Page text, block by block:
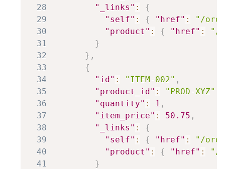
28 "_links" :
{
29
"self" : { "href" :
"/
30
"product" : { "href" :
"/
31
}
32
} ,
33
{
34
"id" : "ITEM-002" ,
35
"product_id" : "PROD-XYZ"
36
"quantity" : 1 ,
37
"item_price" : 50.75 ,
38
"_links" :
{
39
"self" : { "href" :
"/
40
"product" : { "href" :
"/
41
}